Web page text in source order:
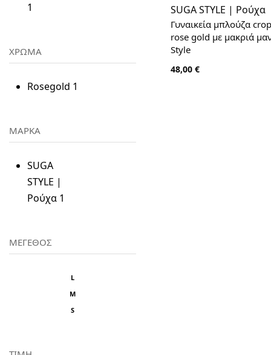
1
ΧΡΩΜΑ
Rosegold 1
ΜΑΡΚΑ
SUGA
STYLE |
Ρούχα 1
ΜΕΓΕΘΟΣ
L
M
S
SUGA STYLE | Ρούχα
Γυναικεία μπλούζα
rose gold με μακριά
Style
48,00 €